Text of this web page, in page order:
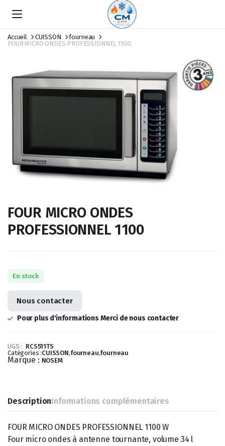
Accueil CUISSON
fourneau
FOUR MICRO ONDES PROFESSIONNEL 1100
FOUR MICRO ONDES
PROFESSIONNEL 1100
En stock
Nous contacter
Pour plus d'informations Merci de nous contacter
UGS : RCS511TS
Catégories :CUISSON,fourneau,fourneau
Marque : NOSEM
DescriptionInformations complémentaires
FOUR MICRO ONDES PROFESSIONNEL 1100 W
Four micro ondes à antenne tournante, volume 34 l